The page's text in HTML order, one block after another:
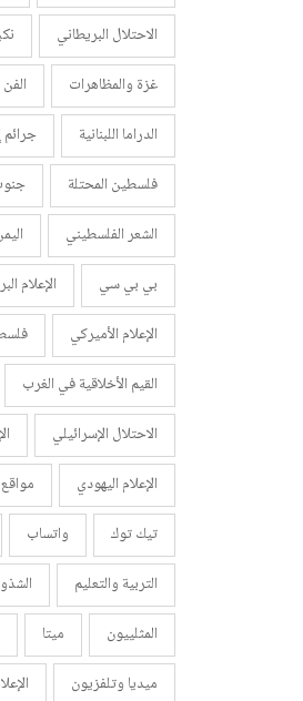
الاحتلال البريطاني
غزة والمظاهرات
الدراما اللبنانية
جرائم
فلسطين المحتلة
الشعر الفلسطيني
بي بي سي
الإعلام
الإعلام الأميركي
القيم الأخلاقية في الغرب
الاحتلال الإسرائيلي
الإعلام اليهودي
تيك توك
واتساب
التربية والتعليم
المثلييون
ميتا
ميديا وتلفزيون